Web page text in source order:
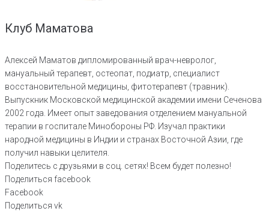
Клуб Маматова
Алексей Маматов дипломированный врач-невролог,
мануальный терапевт, остеопат, подиатр, специалист
восстановительной медицины, фитотерапевт (травник).
Выпускник Московской медицинской академии имени Сеченова
2002 года. Имеет опыт заведования отделением мануальной
терапии в госпитале Минобороны РФ. Изучал практики
народной медицины в Индии и странах Восточной Азии, где
получил навыки целителя.
Поделитесь с друзьями в соц. сетях! Всем будет полезно!
Поделиться facebook
Facebook
Поделиться vk